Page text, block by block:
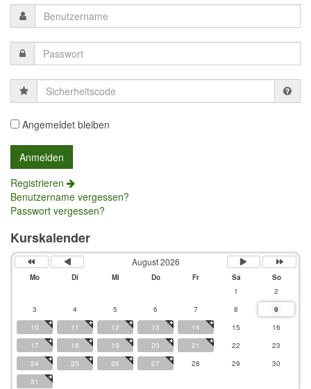
Sicherheitscode
Angemeldet bleiben
Registrieren
Benutzername vergessen?
Passwort vergessen?
Kurskalender
August 2026
Mo Di Mi Do Fr Sa
So
1
2
3
4 5 6 7 8
9
10
11 12 13 14 15
16
17
18 19 20 21 22
23
24
25 26 27 28 29
30
31